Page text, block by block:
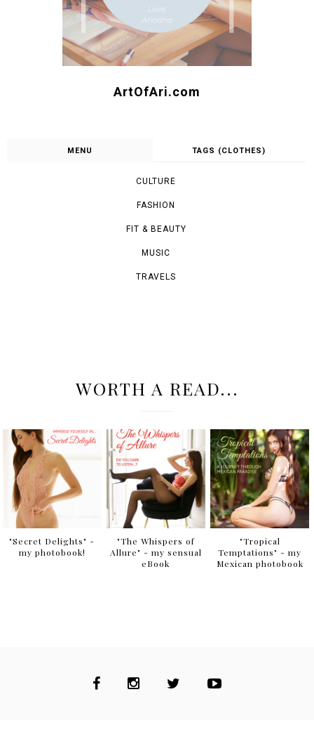
ArtOfAri.com
MENU TAGS (CLOTHES)
CULTURE
FASHION
FIT & BEAUTY
MUSIC
TRAVELS
WORTH A READ...
"Secret Delights" -
my photobook!
"The Whispers of
Allure" - my sensual
eBook
"Tropical
Temptations" - my
Mexican photobook